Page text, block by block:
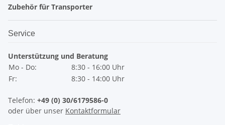
Zubehör für Transporter
Service
Unterstützung und Beratung
Mo - Do:
8:30 - 16:00 Uhr
Fr:
8:30 - 14:00 Uhr
Telefon: +49 (0) 30/6179586-0
oder über unser Kontaktformular